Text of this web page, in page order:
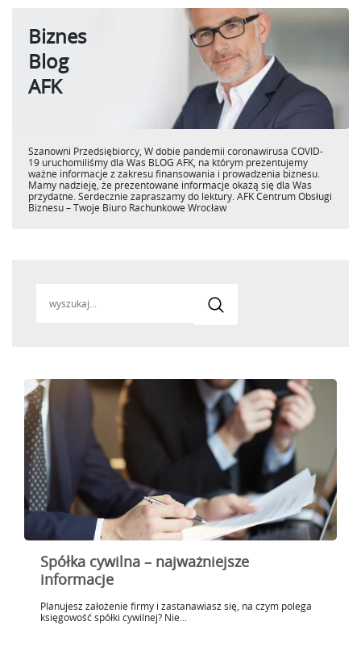
Biznes
Blog
AFK
Szanowni Przedsiębiorcy, W dobie pandemii coronawirusa COVID-
19 uruchomiliśmy dla Was BLOG AFK, na którym prezentujemy
ważne informacje z zakresu finansowania i prowadzenia biznesu.
Mamy nadzieję, że prezentowane informacje okażą się dla Was
przydatne. Serdecznie zapraszamy do lektury. AFK Centrum Obsługi
Biznesu – Twoje Biuro Rachunkowe Wrocław
for:
Spółka cywilna – najważniejsze
informacje
Planujesz założenie firmy i zastanawiasz się, na czym polega
księgowość spółki cywilnej? Nie...